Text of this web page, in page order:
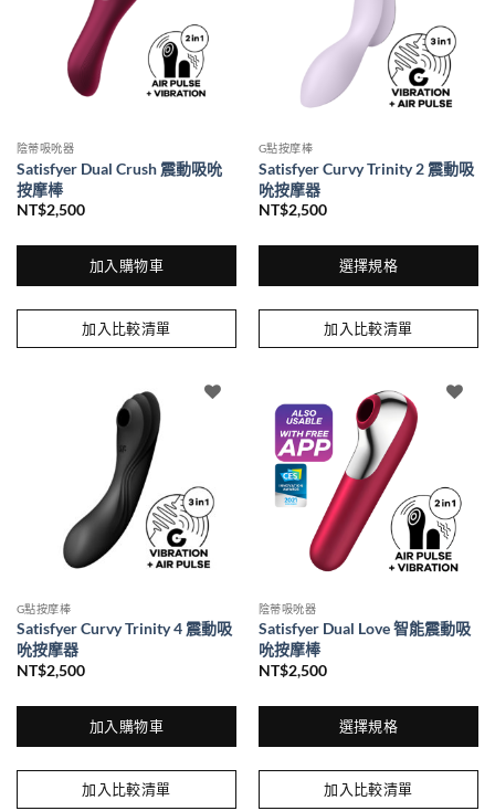
選
擇
選
選
擇
選
陰蒂吸吮器
Satisfyer Dual Crush 震動吸吮
按摩棒
NT$2,500
加入購物車
加入比較清單
G點按摩棒
Satisfyer Curvy Trinity 2 震動吸
吮按摩器
NT$2,500
選擇規格
式。
選
擇
選
加入比較清單
G點按摩棒
Satisfyer Curvy Trinity 4 震動吸
吮按摩器
NT$2,500
加入購物車
加入比較清單
陰蒂吸吮器
Satisfyer Dual Love 智能震動吸
吮按摩棒
NT$2,500
選擇規格
加入比較清單